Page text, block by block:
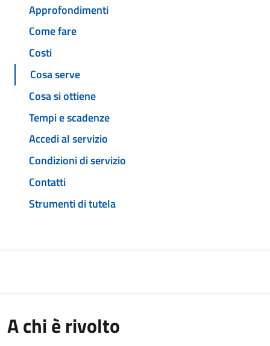
Approfondimenti
Come fare
Costi
Cosa serve
Cosa si ottiene
Tempi e scadenze
Accedi al servizio
Condizioni di servizio
Contatti
Strumenti di tutela
A chi è rivolto